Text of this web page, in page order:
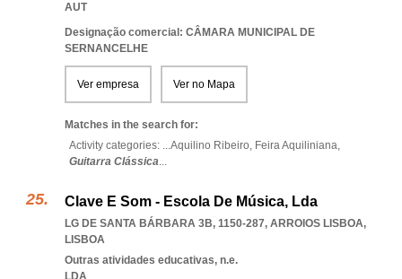
AUT
Designação comercial: CÂMARA MUNICIPAL DE
SERNANCELHE
Ver empresa Ver no Mapa
Matches in the search for:
Activity categories: ...Aquilino Ribeiro, Feira Aquiliniana,
Guitarra Clássica...
Clave E Som - Escola De Música, Lda
LG DE SANTA BÁRBARA 3B, 1150-287, ARROIOS LISBOA,
LISBOA
Outras atividades educativas, n.e.
LDA